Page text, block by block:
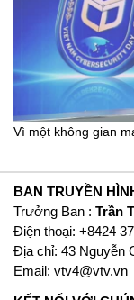
Vì một không gian
BAN TRUYỀN
Trưởng Ban : Trần
Ðiện thoại: +8424
Địa chỉ: 43 Nguyễn
Email: vtv4@vtv.vn